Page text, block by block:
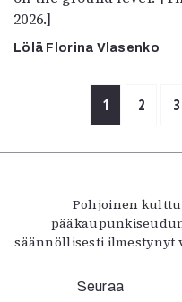
2026.]
Lölä Florina Vlasenko
1 2 3
Pohjoinen
säännöllisesti
Seuraa